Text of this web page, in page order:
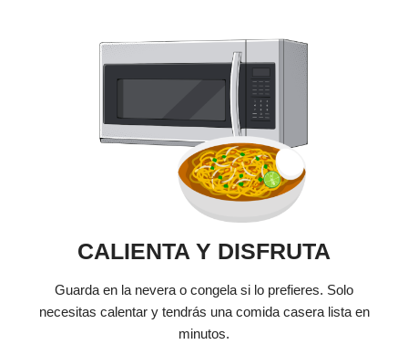
CALIENTA Y DISFRUTA
Guarda en la nevera o congela si lo prefieres. Solo
necesitas calentar y tendrás una comida casera lista en
minutos.